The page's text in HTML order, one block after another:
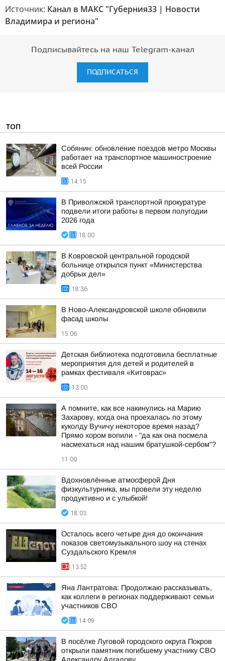
Источник: Канал в МАКС "Губерния33 | Новости
Владимира и региона"
Подписывайтесь на наш Telegram-канал
ПОДПИСАТЬСЯ
ТОП
Собянин: обновление поездов метро Москвы
работает на транспортное машиностроение
всей России
14:15
В Приволжской транспортной прокуратуре
подвели итоги работы в первом полугодии
2026 года
18:00
В Ковровской центральной городской
больнице открылся пункт «Министерства
добрых дел»
18:36
В Ново-Александровской школе обновили
фасад школы
15:06
Детская библиотека подготовила бесплатные
мероприятия для детей и родителей в
рамках фестиваля «Китоврас»
13:00
А помните, как все накинулись на Марию
Захарову, когда она проехалась по этому
куколду Вучичу некоторое время назад?
Прямо хором вопили - "да как она посмела
насмехаться над нашим братушкой-сербом"?
11:00
Вдохновлённые атмосферой Дня
физкультурника, мы провели эту неделю
продуктивно и с улыбкой!
18:03
Осталось всего четыре дня до окончания
показов светомузыкального шоу на стенах
Суздальского Кремля
13:52
Яна Лантратова: Продолжаю рассказывать,
как коллеги в регионах поддерживают семьи
участников СВО
14:09
В посёлке Луговой городского округа Покров
открыли памятник погибшему участнику СВО